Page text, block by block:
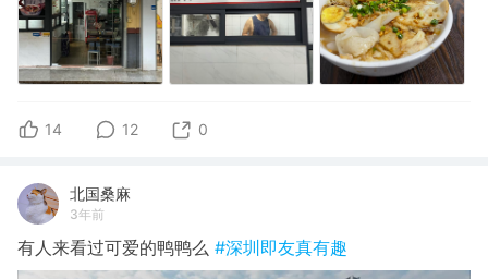
14 12 0
北国桑麻
3年前
有人来看过可爱的鸭鸭么 #深圳即友真有趣